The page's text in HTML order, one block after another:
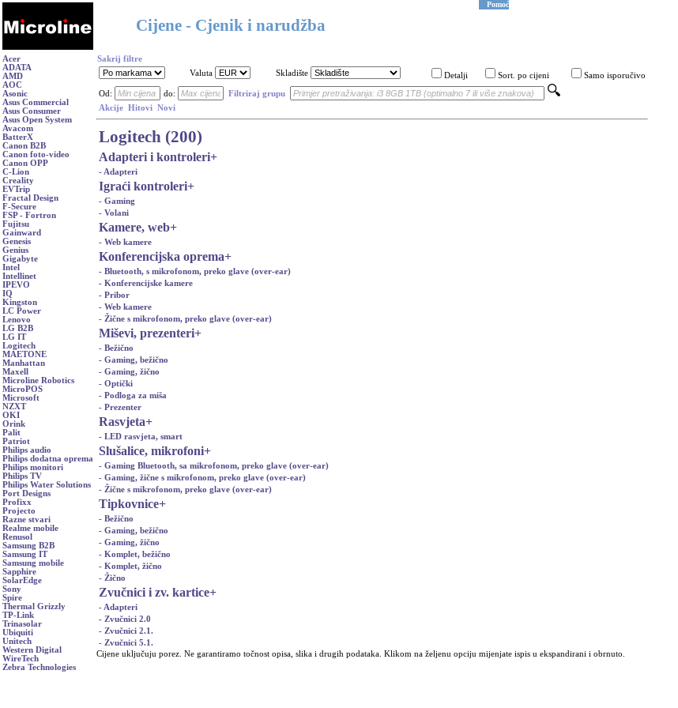
Cijene - Cjenik i narudžba
Pomoć
Acer
ADATA
AMD
AOC
Asonic
Asus Commercial
Asus Consumer
Asus Open System
Avacom
BatterX
Canon B2B
Canon foto-video
Canon OPP
C-Lion
Creality
EVTrip
Fractal Design
F-Secure
FSP - Fortron
Fujitsu
Gainward
Genesis
Genius
Gigabyte
Intel
Intellinet
IPEVO
IQ
Kingston
LC Power
Lenovo
LG B2B
LG IT
Logitech
MAETONE
Manhattan
Maxell
Microline Robotics
MicroPOS
Microsoft
NZXT
OKI
Orink
Palit
Patriot
Philips audio
Philips dodatna oprema
Philips monitori
Philips TV
Philips Water Solutions
Port Designs
Profixx
Projecto
Razne stvari
Realme mobile
Renusol
Samsung B2B
Samsung IT
Samsung mobile
Sapphire
SolarEdge
Sony
Spire
Thermal Grizzly
TP-Link
Trinasolar
Ubiquiti
Unitech
Western Digital
WireTech
Zebra Technologies
Sakrij filtre
Valuta
Skladište Detalji Sort. po cijeni Samo isporučivo
Od: do:
Filtriraj grupu
Akcije Hitovi Novi
Logitech (200)
Adapteri i kontroleri+
- Adapteri
Igraći kontroleri+
- Gaming
- Volani
Kamere, web+
- Web kamere
Konferencijska oprema+
- Bluetooth, s mikrofonom, preko glave (over-ear)
- Konferencijske kamere
- Pribor
- Web kamere
- Žične s mikrofonom, preko glave (over-ear)
Miševi, prezenteri+
- Bežično
- Gaming, bežično
- Gaming, žično
- Optički
- Podloga za miša
- Prezenter
Rasvjeta+
- LED rasvjeta, smart
Slušalice, mikrofoni+
- Gaming Bluetooth, sa mikrofonom, preko glave (over-ear)
- Gaming, žične s mikrofonom, preko glave (over-ear)
- Žične s mikrofonom, preko glave (over-ear)
Tipkovnice+
- Bežično
- Gaming, bežično
- Gaming, žično
- Komplet, bežično
- Komplet, žično
- Žično
Zvučnici i zv. kartice+
- Adapteri
- Zvučnici 2.0
- Zvučnici 2.1.
- Zvučnici 5.1.
Cijene uključuju porez. Ne garantiramo točnost opisa, slika i drugih podataka. Klikom na željenu opciju mijenjate ispis u ekspandirani i obrnuto.